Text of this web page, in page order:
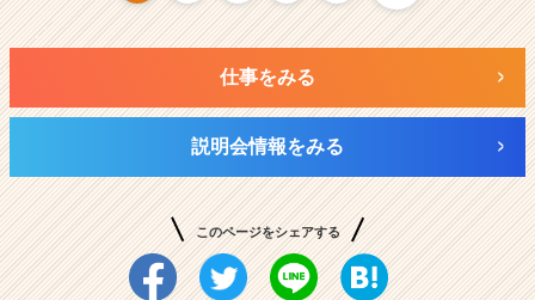
仕事をみる
説明会情報をみる
このページをシェアする